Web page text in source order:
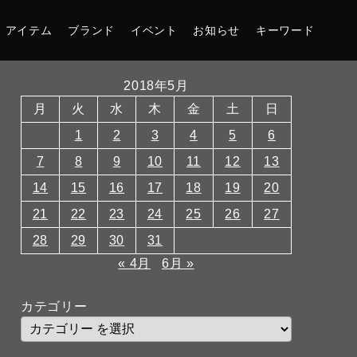
アイテム ブランド イベント お知らせ キーワード
2018年5月
月
火 水 木 金 土
日
1
2 3 4 5
6
7
8 9 10 11 12
13
14
15 16 17 18 19
20
21
22 23 24 25 26
27
28
29 30
31
« 4月
6月 »
カテゴリー